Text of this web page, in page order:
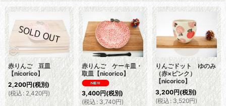
赤りんご 豆皿
【nicorico】
2,200円(税別)
(税込: 2,420円)
赤りんご ケーキ皿・
取皿【nicorico】
3,400円(税別)
(税込: 3,740円)
りんごドット ゆのみ
（赤×ピンク）
【nicorico】
3,200円(税別)
(税込: 3,520円)